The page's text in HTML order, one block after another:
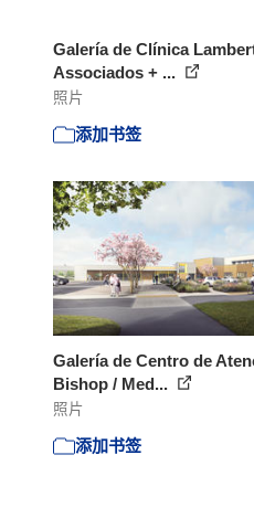
Galería de Clínica
Associados + ...
照片
添加书签
Galería de Centro de
Bishop / Med...
照片
添加书签